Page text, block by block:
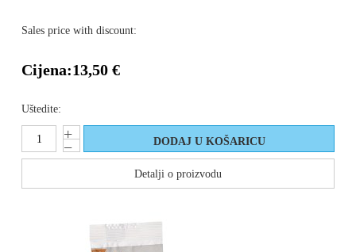
Sales price with discount:
Cijena:13,50 €
Uštedite:
Detalji o proizvodu